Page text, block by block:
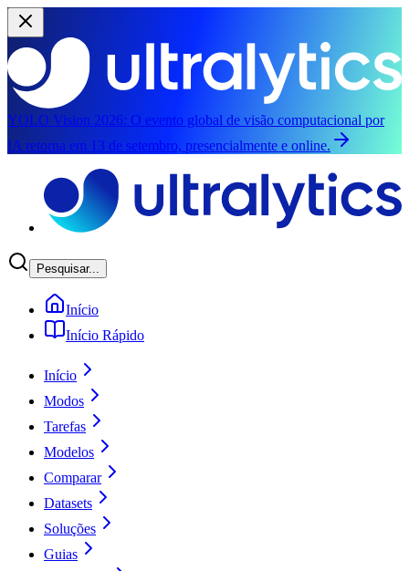
YOLO Vision 2026: O evento global de visão computacional por
IA retorna em 13 de setembro, presencialmente e online.
Pesquisar...
Início
Início Rápido
Início
Modos
Tarefas
Modelos
Comparar
Datasets
Soluções
Guias